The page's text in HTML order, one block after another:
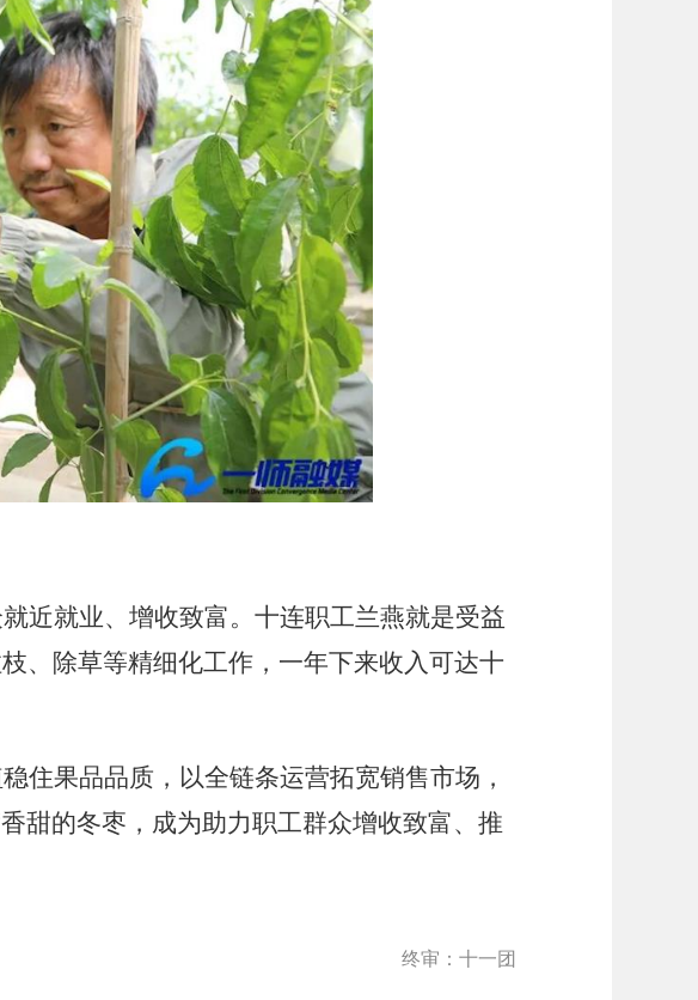
近就业、增收致富。十连职工兰燕就是受益
、除草等精细化工作，一年下来收入可达十
住果品品质，以全链条运营拓宽销售市场，
甜的冬枣，成为助力职工群众增收致富、推
终审：十一团